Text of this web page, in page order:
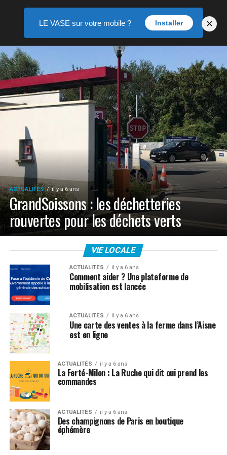
ACTUALITÉS il y a 6 ans
GrandSoissons : les déchetteries
rouvertes pour les déchets verts
VIE LOCALE
ACTUALITÉS il y a 6 ans
Comment aider ? Une plateforme de
mobilisation est lancée
ACTUALITÉS il y a 6 ans
Une carte des ventes à la ferme dans l’Aisne
est en ligne
ACTUALITÉS il y a 6 ans
La Ferté-Milon : La Ruche qui dit oui prend les
commandes
ACTUALITÉS il y a 6 ans
Des champignons de Paris en boutique
éphémère
LE VASE sur votre mobile ? Installer ×